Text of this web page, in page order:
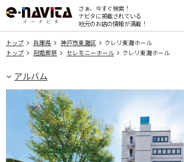
さぁ、今すぐ検索！
ナビタに掲載されている
地元のお店の情報が満載！
トップ 兵庫県 神戸市東灘区
クレリ東灘ホール
トップ
冠婚葬祭 セレモニーホール クレリ東灘ホール
アルバム